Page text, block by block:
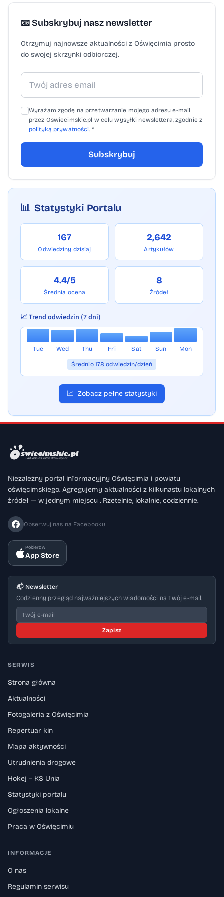
📧 Subskrybuj nasz newsletter
Otrzymuj najnowsze aktualności z Oświęcimia prosto
do swojej skrzynki odbiorczej.
Wyrażam zgodę na przetwarzanie mojego adresu e-mail
przez Oswiecimskie.pl w celu wysyłki newslettera, zgodnie z
polityką prywatności. *
Subskrybuj
📊 Statystyki Portalu
167
Odwiedziny dzisiaj
2,642
Artykułów
4.4/5
Średnia ocena
8
Źródeł
📈 Trend odwiedzin (7 dni)
Tue Wed Thu Fri Sat Sun Mon
Średnio 178 odwiedzin/dzień
📈 Zobacz pełne statystyki
Niezależny portal informacyjny Oświęcimia i powiatu
oświęcimskiego. Agregujemy aktualności z kilkunastu lokalnych
źródeł — w jednym miejscu . Rzetelnie, lokalnie, codziennie.
Obserwuj nas na Facebooku
Pobierz w
App Store
📬 Newsletter
Codzienny przegląd najważniejszych wiadomości na Twój e-mail.
Zapisz
SERWIS
Strona główna
Aktualności
Fotogaleria z Oświęcimia
Repertuar kin
Mapa aktywności
Utrudnienia drogowe
Hokej – KS Unia
Statystyki portalu
Ogłoszenia lokalne
Praca w Oświęcimiu
INFORMACJE
O nas
Regulamin serwisu